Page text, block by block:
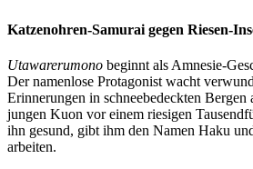
Katzenohren-Samurai gegen Riesen-
Utawarerumono beginnt als Amnesie-
Der namenlose Protagonist wacht
Erinnerungen in schneebedeckten
jungen Kuon vor einem riesigen
ihn gesund, gibt ihm den Namen Haku
arbeiten.